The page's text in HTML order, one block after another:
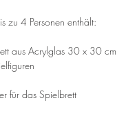
zu 4 Personen enthält:
aus Acrylglas 30 x 30 cm
für das Spielbrett